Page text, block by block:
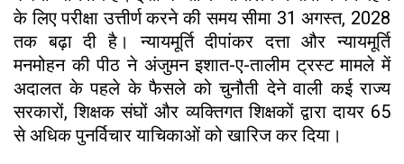
के लिए परीक्षा उत्तीर्ण करने की समय सीमा 31 अगस्त, 2028
तक बढ़ा दी है। न्यायमूर्ति दीपांकर दत्ता और न्यायमूर्ति
मनमोहन की पीठ ने अंजुमन इशात-ए-तालीम ट्रस्ट मामले में
अदालत के पहले के फैसले को चुनौती देने वाली कई राज्य
सरकारों, शिक्षक संघों और व्यक्तिगत शिक्षकों द्वारा दायर 65
से अधिक पुनर्विचार याचिकाओं को खारिज कर दिया।